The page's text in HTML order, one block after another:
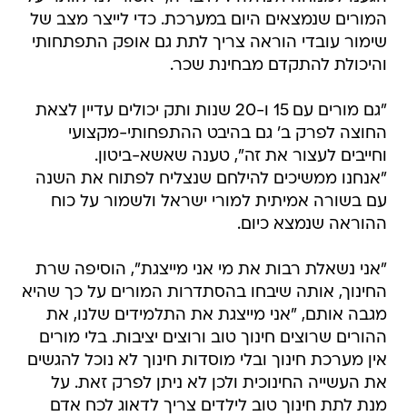
המורים שנמצאים היום במערכת. כדי לייצר מצב של
שימור עובדי הוראה צריך לתת גם אופק התפתחותי
והיכולת להתקדם מבחינת שכר.
"גם מורים עם 15 ו-20 שנות ותק יכולים עדיין לצאת
החוצה לפרק ב' גם בהיבט ההתפחותי-מקצועי
וחייבים לעצור את זה", טענה שאשא-ביטון.
"אנחנו ממשיכים להילחם שנצליח לפתוח את השנה
עם בשורה אמיתית למורי ישראל ולשמור על כוח
ההוראה שנמצא כיום.
"אני נשאלת רבות את מי אני מייצגת", הוסיפה שרת
החינוך, אותה שיבחו בהסתדרות המורים על כך שהיא
מגבה אותם, "אני מייצגת את התלמידים שלנו, את
ההורים שרוצים חינוך טוב ורוצים יציבות. בלי מורים
אין מערכת חינוך ובלי מוסדות חינוך לא נוכל להגשים
את העשייה החינוכית ולכן לא ניתן לפרק זאת. על
מנת לתת חינוך טוב לילדים צריך לדאוג לכח אדם